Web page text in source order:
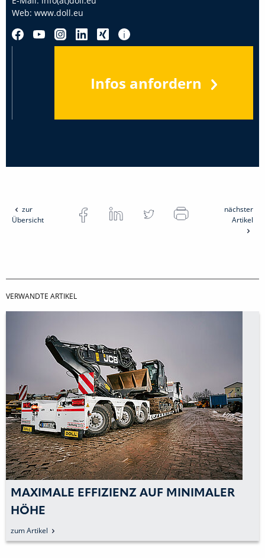
Web: www.doll.eu
Infos anfordern
zur
Übersicht
nächster
Artikel
VERWANDTE ARTIKEL
MAXIMALE EFFIZIENZ AUF MINIMALER
HÖHE
zum Artikel